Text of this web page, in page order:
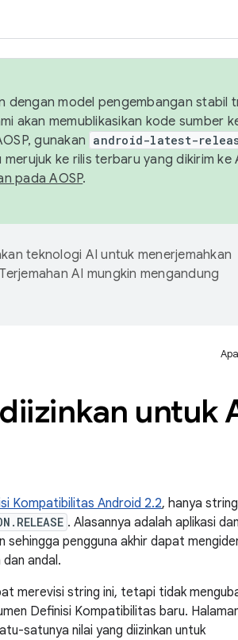
dengan model pengembangan stabil
akan memublikasikan kode sumber
gunakan android-latest-
merujuk ke rilis terbaru yang dikirim ke
pada AOSP.
teknologi AI untuk menerjemahkan
AI mungkin mengandung
untuk
Kompatibilitas Android 2.2, hanya
. Alasannya adalah aplikasi
sehingga pengguna akhir dapat
andal.
merevisi string ini, tetapi tidak
Definisi Kompatibilitas baru.
satunya nilai yang diizinkan untuk